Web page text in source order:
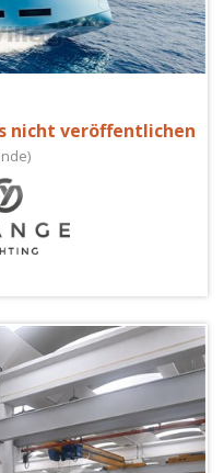
nicht veröffentlichen